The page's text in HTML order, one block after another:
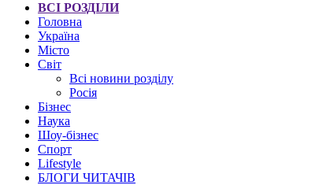
ВСІ РОЗДІЛИ
Головна
Україна
Місто
Світ
Всі новини розділу
Росія
Бізнес
Наука
Шоу-бізнес
Спорт
Lifestyle
БЛОГИ ЧИТАЧІВ